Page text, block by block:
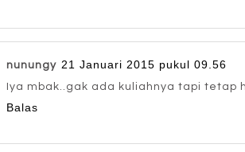
nunungy 21 Januari 2015 pukul 09.56
Iya mbak..gak ada kuliahnya tapi tetap
Balas